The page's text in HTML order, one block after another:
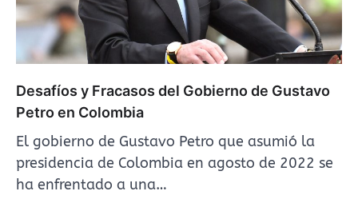
Desafíos y Fracasos del Gobierno de Gustavo
Petro en Colombia
El gobierno de Gustavo Petro que asumió la
presidencia de Colombia en agosto de 2022 se
ha enfrentado a una…